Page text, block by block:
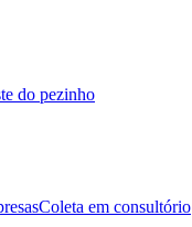
do pezinho
Coleta em consultório